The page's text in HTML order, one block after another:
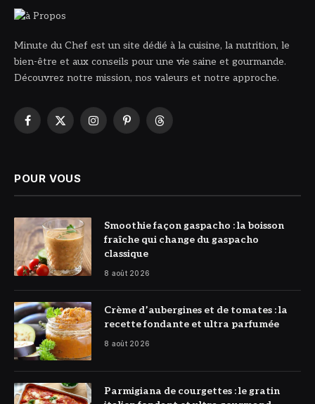
Minute du Chef est un site dédié à la cuisine, la nutrition, le
bien-être et aux conseils pour une vie saine et gourmande.
Découvrez notre mission, nos valeurs et notre approche.
Facebook
X
InstagramPinterestThreads
POUR VOUS
© DR
Smoothie façon gaspacho : la boisson
fraîche qui change du gaspacho
classique
8 août 2026
© DR
Crème d’aubergines et de tomates : la
recette fondante et ultra parfumée
8 août 2026
© DR
Parmigiana de courgettes : le gratin